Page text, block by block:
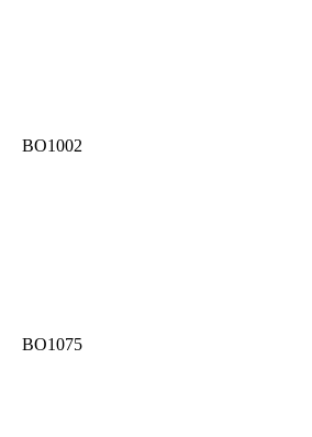
BO1002
BO1075